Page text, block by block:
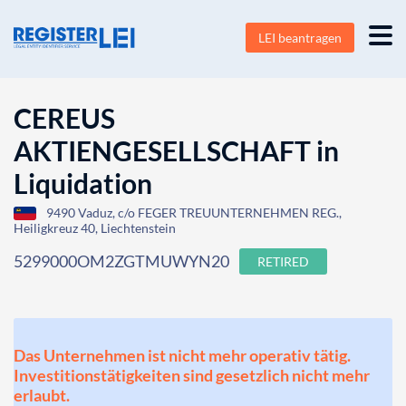
LEI beantragen
CEREUS
AKTIENGESELLSCHAFT in
Liquidation
9490 Vaduz, c/o FEGER TREUUNTERNEHMEN REG.,
Heiligkreuz 40, Liechtenstein
5299000OM2ZGTMUWYN20 RETIRED
Das Unternehmen ist nicht mehr operativ tätig.
Investitionstätigkeiten sind gesetzlich nicht mehr
erlaubt.